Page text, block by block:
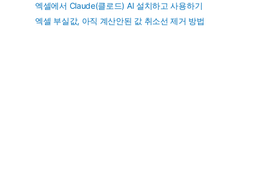
엑셀에서 Claude(클로드) AI 설치하고 사용하기
엑셀 부실값, 아직 계산안된 값 취소선 제거 방법